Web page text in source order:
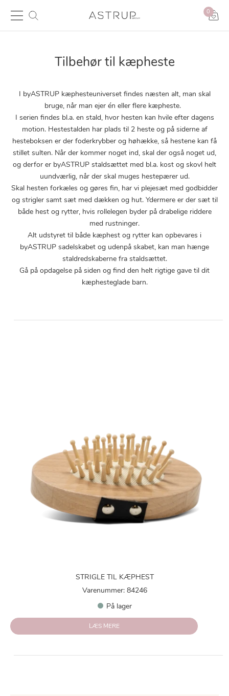
0
Tilbehør til kæpheste
I byASTRUP kæphesteuniverset findes næsten alt, man skal
bruge, når man ejer én eller flere kæpheste.
I serien findes bl.a. en stald, hvor hesten kan hvile efter dagens
motion. Hestestalden har plads til 2 heste og på siderne af
hesteboksen er der foderkrybber og høhække, så hestene kan få
stillet sulten. Når der kommer noget ind, skal der også noget ud,
og derfor er byASTRUP staldsættet med bl.a. kost og skovl helt
uundværlig, når der skal muges hestepærer ud.
Skal hesten forkæles og gøres fin, har vi plejesæt med godbidder
og strigler samt sæt med dækken og hut. Ydermere er der sæt til
både hest og rytter, hvis rollelegen byder på drabelige riddere
med rustninger.
Alt udstyret til både kæphest og rytter kan opbevares i
byASTRUP sadelskabet og udenpå skabet, kan man hænge
staldredskaberne fra staldsættet.
Gå på opdagelse på siden og find den helt rigtige gave til dit
kæphesteglade barn.
STRIGLE TIL KÆPHEST
Varenummer: 84246
På lager
LÆS MERE